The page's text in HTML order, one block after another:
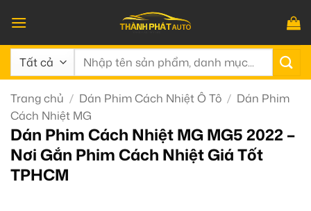
qua
nội
dung
Tìm
Trang chủ / Dán Phim Cách Nhiệt Ô Tô / Dán Phim
Cách Nhiệt MG
Dán Phim Cách Nhiệt MG MG5 2022 –
Nơi Gắn Phim Cách Nhiệt Giá Tốt
TPHCM